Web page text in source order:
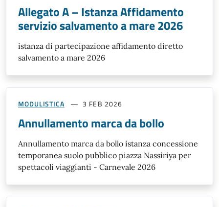
Allegato A – Istanza Affidamento
servizio salvamento a mare 2026
istanza di partecipazione affidamento diretto
salvamento a mare 2026
MODULISTICA 3 FEB 2026
Annullamento marca da bollo
Annullamento marca da bollo istanza concessione
temporanea suolo pubblico piazza Nassiriya per
spettacoli viaggianti - Carnevale 2026